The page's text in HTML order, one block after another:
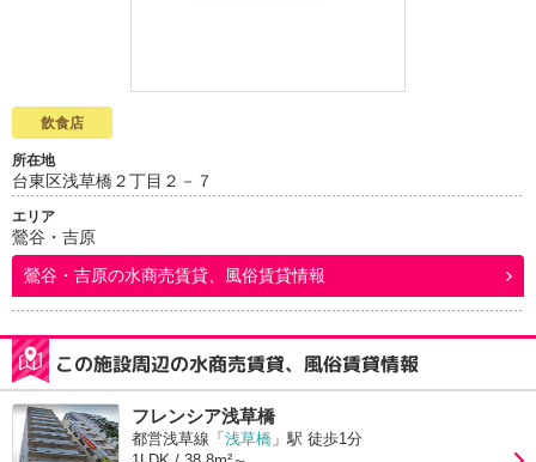
飲食店
所在地
台東区浅草橋２丁目２－７
エリア
鶯谷・吉原
鶯谷・吉原の水商売賃貸、風俗賃貸情報
この施設周辺の水商売賃貸、風俗賃貸情報
フレンシア浅草橋
都営浅草線「 浅草橋 」駅 徒歩1分